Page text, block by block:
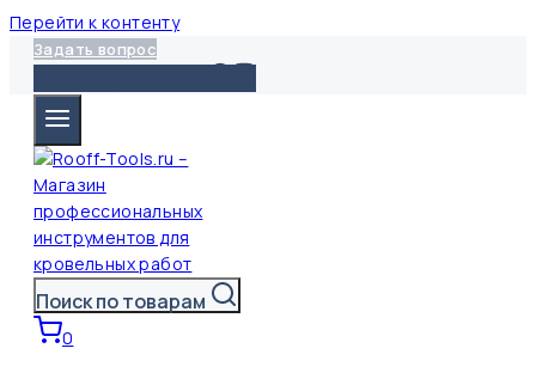
Перейти к контенту
Задать вопрос
Поиск по товарам
0